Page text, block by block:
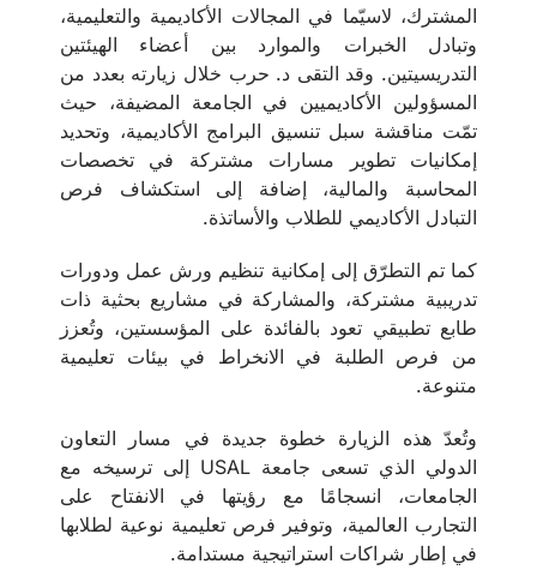
المشترك، لاسيّما في المجالات الأكاديمية والتعليمية،
وتبادل الخبرات والموارد بين أعضاء الهيئتين
التدريسيتين. وقد التقى د. حرب خلال زيارته بعدد من
المسؤولين الأكاديميين في الجامعة المضيفة، حيث
تمّت مناقشة سبل تنسيق البرامج الأكاديمية، وتحديد
إمكانيات تطوير مسارات مشتركة في تخصصات
المحاسبة والمالية، إضافة إلى استكشاف فرص
التبادل الأكاديمي للطلاب والأساتذة.
كما تم التطرّق إلى إمكانية تنظيم ورش عمل ودورات
تدريبية مشتركة، والمشاركة في مشاريع بحثية ذات
طابع تطبيقي تعود بالفائدة على المؤسستين، وتُعزز
من فرص الطلبة في الانخراط في بيئات تعليمية
متنوعة.
وتُعدّ هذه الزيارة خطوة جديدة في مسار التعاون
الدولي الذي تسعى جامعة USAL إلى ترسيخه مع
الجامعات، انسجامًا مع رؤيتها في الانفتاح على
التجارب العالمية، وتوفير فرص تعليمية نوعية لطلابها
في إطار شراكات استراتيجية مستدامة.